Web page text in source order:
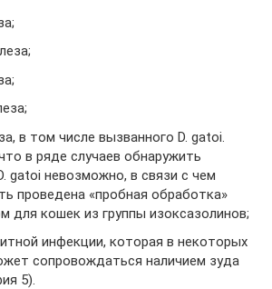
в том числе вызванного D. gatoi.
в ряде случаев обнаружить
gatoi невозможно, в связи с чем
проведена «пробная обработка»
для кошек из группы изоксазолинов;
инфекции, которая в некоторых
сопровождаться наличием зуда
5).